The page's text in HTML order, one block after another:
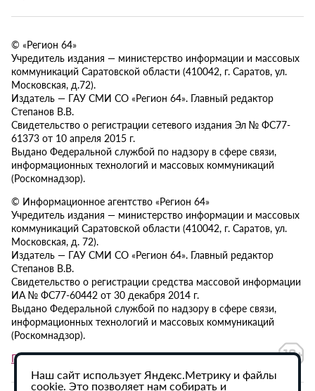
© «Регион 64»
Учредитель издания — министерство информации и массовых
коммуникаций Саратовской области (410042, г. Саратов, ул.
Московская, д.72).
Издатель — ГАУ СМИ СО «Регион 64». Главный редактор
Степанов В.В.
Свидетельство о регистрации сетевого издания Эл № ФС77-
61373 от 10 апреля 2015 г.
Выдано Федеральной службой по надзору в сфере связи,
информационных технологий и массовых коммуникаций
(Роскомнадзор).
© Информационное агентство «Регион 64»
Учредитель издания — министерство информации и массовых
коммуникаций Саратовской области (410042, г. Саратов, ул.
Московская, д. 72).
Издатель — ГАУ СМИ СО «Регион 64». Главный редактор
Степанов В.В.
Свидетельство о регистрации средства массовой информации
ИА № ФС77-60442 от 30 декабря 2014 г.
Выдано Федеральной службой по надзору в сфере связи,
информационных технологий и массовых коммуникаций
(Роскомнадзор).
Политика в отношении обработки персональных данных
Наш сайт использует Яндекс.Метрику и файлы
cookie. Это позволяет нам собирать и